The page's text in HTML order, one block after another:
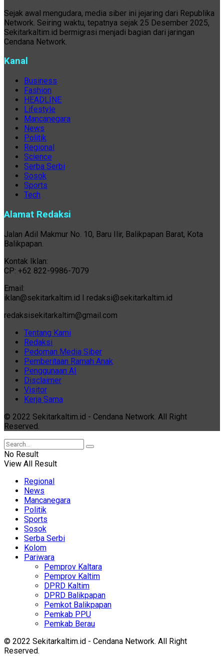
Sejak awal mengudara, media siber ini jejaring dari Republika
Network. Seiring waktu, tepatnya sejak 25 Desember 2025,
Sekitarkaltim.id bermigrasi menjadi bagian dari jaringan
Cendana Network.
Kanal
Business
Fashion
HEADLINE
Lifestyle
Mancanegara
News
Politik
Regional
Science
Serba Serbi
Sosok
Sports
Tech
Alamat Redaksi
Jalan Adil Makmur No. 10, Baru Ilir, Balikpapan Barat, Kota
Balikpapan.
Kontak Iklan:
CP: +62 822-9986-7079
Email:
iklan@sekitarkaltim.id I redaksi@sekitarkaltim.id
redaksisekitarkaltim@gmail.com
Tentang Kami
Redaksi
Pedoman Media Siber
Pemberitaan Ramah Anak
Penggunaan AI
Disclaimer
Visitor
Kerja Sama
© 2022 Sekitarkaltim.id - Cendana Network. All Right
Reserved.
No Result
View All Result
Regional
News
Mancanegara
Politik
Sports
Sosok
Serba Serbi
Kolom
Pariwara
Pemprov Kaltara
Pemprov Kaltim
DPRD Kaltim
DPRD Balikpapan
Pemkot Balikpapan
Pemkab PPU
Pemkab Berau
© 2022 Sekitarkaltim.id - Cendana Network. All Right
Reserved.